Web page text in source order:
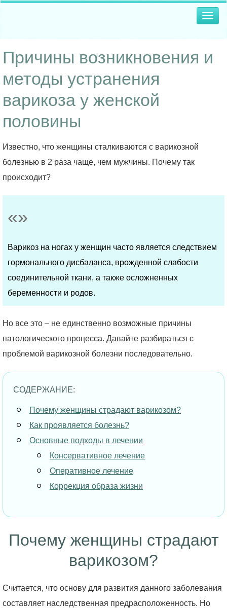
Причины возникновения и
методы устранения
варикоза у женской
половины
Известно, что женщины сталкиваются с варикозной
болезнью в 2 раза чаще, чем мужчины. Почему так
происходит?
Варикоз на ногах у женщин часто является следствием
гормонального дисбаланса, врожденной слабости
соединительной ткани, а также осложненных
беременности и родов.
Но все это – не единственно возможные причины
патологического процесса. Давайте разбираться с
проблемой варикозной болезни последовательно.
СОДЕРЖАНИЕ:
Почему женщины страдают варикозом?
Как проявляется болезнь?
Основные подходы в лечении
Консервативное лечение
Оперативное лечение
Коррекция образа жизни
Почему женщины страдают
варикозом?
Считается, что основу для развития данного заболевания
составляет наследственная предрасположенность. Но